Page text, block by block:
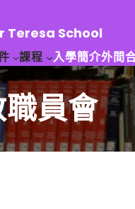
Teresa School
課程 入學簡介外間
員會